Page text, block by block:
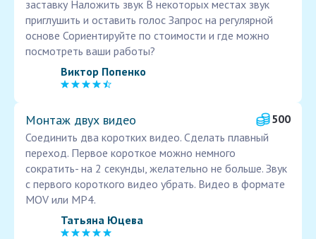
заставку Наложить звук В некоторых местах звук
приглушить и оставить голос Запрос на регулярной
основе Сориентируйте по стоимости и где можно
посмотреть ваши работы?
Виктор Попенко
Монтаж двух видео
500
Соединить два коротких видео. Сделать плавный
переход. Первое короткое можно немного
сократить- на 2 секунды, желательно не больше. Звук
с первого короткого видео убрать. Видео в формате
MOV или MP4.
Татьяна Юцева